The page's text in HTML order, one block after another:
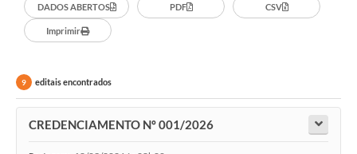
Ouvidoria
Conselhos
Editais
DADOS ABERTOS PDF CSV
Imprimir
9 editais encontrados
CREDENCIAMENTO Nº 001/2026